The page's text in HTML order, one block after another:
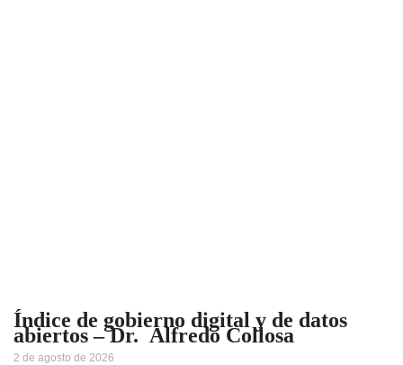
Índice de gobierno digital y de datos
abiertos – Dr. Alfredo Collosa
2 de agosto de 2026